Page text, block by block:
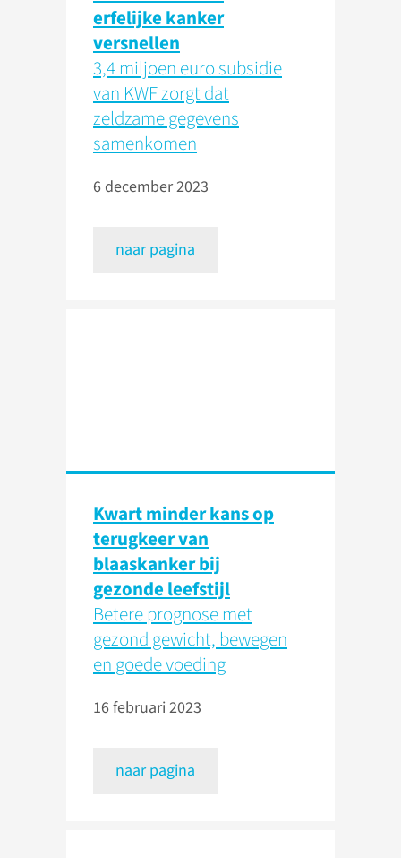
erfelijke kanker
versnellen
3,4 miljoen euro subsidie
van KWF zorgt dat
zeldzame gegevens
samenkomen
6 december 2023
naar pagina
Kwart minder kans op
terugkeer van
blaaskanker bij
gezonde leefstijl
Betere prognose met
gezond gewicht, bewegen
en goede voeding
16 februari 2023
naar pagina